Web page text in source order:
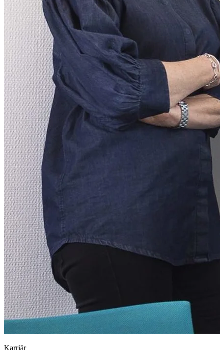
Karriär